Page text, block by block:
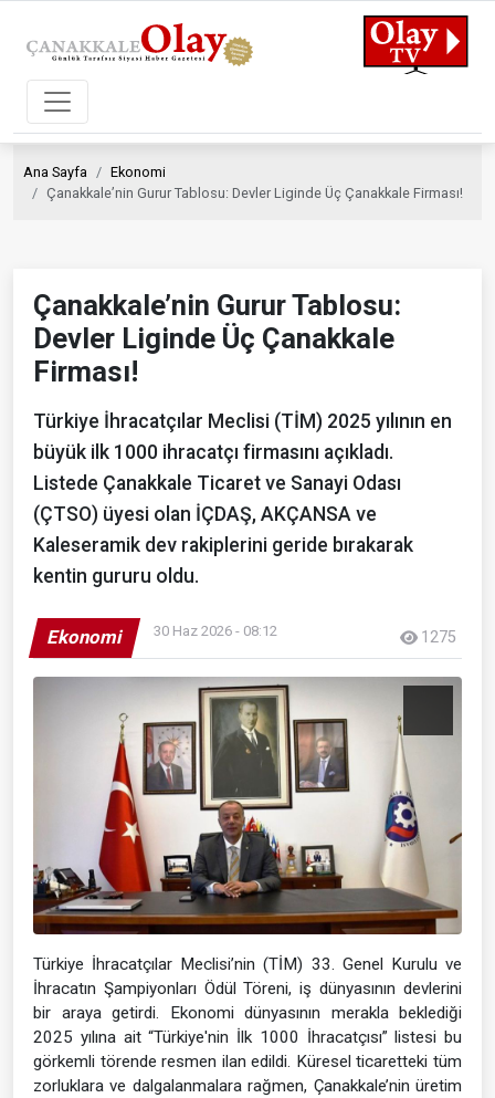
Ana Sayfa
Ekonomi
Çanakkale’nin Gurur Tablosu: Devler Liginde Üç Çanakkale Firması!
Çanakkale’nin Gurur Tablosu:
Devler Liginde Üç Çanakkale
Firması!
Türkiye İhracatçılar Meclisi (TİM) 2025 yılının en
büyük ilk 1000 ihracatçı firmasını açıkladı.
Listede Çanakkale Ticaret ve Sanayi Odası
(ÇTSO) üyesi olan İÇDAŞ, AKÇANSA ve
Kaleseramik dev rakiplerini geride bırakarak
kentin gururu oldu.
Ekonomi 30 Haz 2026 - 08:12 1275
Türkiye İhracatçılar Meclisi’nin (TİM) 33. Genel Kurulu ve
İhracatın Şampiyonları Ödül Töreni, iş dünyasının devlerini
bir araya getirdi. Ekonomi dünyasının merakla beklediği
2025 yılına ait “Türkiye'nin İlk 1000 İhracatçısı” listesi bu
görkemli törende resmen ilan edildi. Küresel ticaretteki tüm
zorluklara ve dalgalanmalara rağmen, Çanakkale’nin üretim